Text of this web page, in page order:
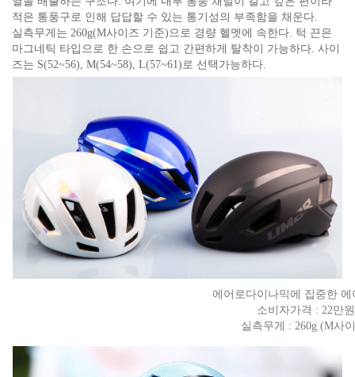
적은 통풍구로 인해 답답할 수 있는 통기성의 부족함을 채운다.
실측무게는 260g(M사이즈 기준)으로 경량 헬멧에 속한다. 턱 끈은
마그네틱 타입으로 한 손으로 쉽고 간편하게 탈착이 가능하다. 사이
즈는 S(52~56), M(54~58), L(57~61)로 선택가능하다.
에어로다이나믹에 집중한 에
소비자가격 : 22만원
실측무게 : 260g (M사